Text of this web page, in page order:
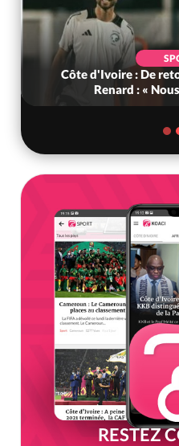
Côte d'Ivoire : De
Renard : «
RESTEZ